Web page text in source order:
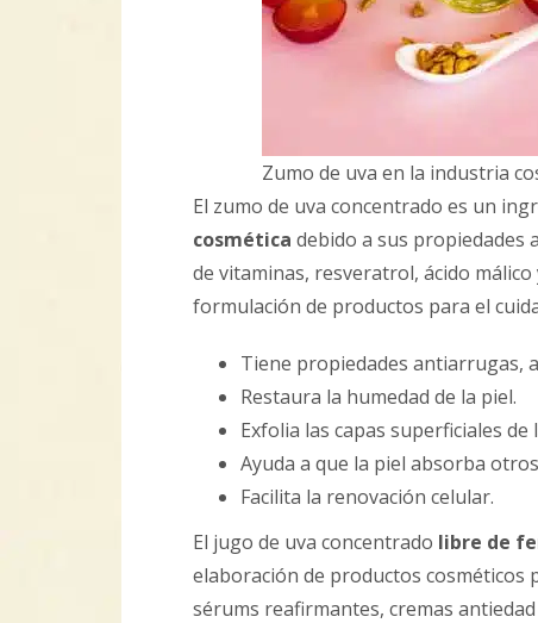
Zumo de uva en la industria
El zumo de uva concentrado es un
cosmética debido a sus propiedades
de vitaminas, resveratrol, ácido
formulación de productos para el
Tiene propiedades antiarrugas,
Restaura la humedad de la piel.
Exfolia las capas superficiales de
Ayuda a que la piel absorba
Facilita la renovación celular.
El jugo de uva concentrado libre de
elaboración de productos cosméticos
sérums reafirmantes, cremas